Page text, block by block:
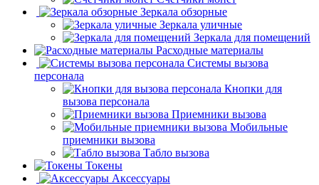
Зеркала обзорные
Зеркала уличные
Зеркала для помещений
Расходные материалы
Системы вызова
персонала
Кнопки для
вызова персонала
Приемники вызова
Мобильные
приемники вызова
Табло вызова
Токены
Аксессуары